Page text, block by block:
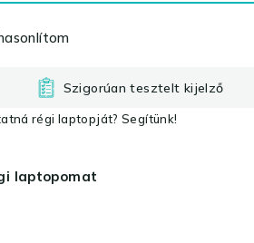
Szigorúan tesztelt kijelző
régi laptopját? Segítünk!
laptopomat